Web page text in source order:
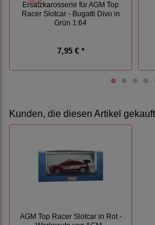
Ersatzkarosserie für AGM Top
Racer Slotcar - Bugatti Divo in
Grün 1:64
7,95 € *
Kunden, die diesen Artikel
AGM Top Racer Slotcar in Rot -